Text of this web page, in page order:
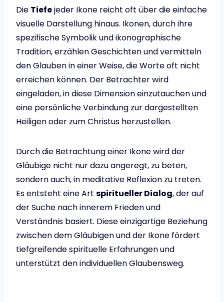
Die Tiefejeder Ikone reicht oft über die einfache
visuelle Darstellung hinaus. Ikonen, durch ihre
spezifische Symbolik und ikonographische
Tradition, erzählen Geschichten und vermitteln
den Glauben in einer Weise, die Worte oft nicht
erreichen können. Der Betrachter wird
eingeladen, in diese Dimension einzutauchen und
eine persönliche Verbindung zur dargestellten
Heiligen oder zum Christus herzustellen.
Durch die Betrachtung einer Ikone wird der
Gläubige nicht nur dazu angeregt, zu beten,
sondern auch, in meditative Reflexion zu treten.
Es entsteht eine Art spiritueller Dialog, der auf
der Suche nach innerem Frieden und
Verständnis basiert. Diese einzigartige Beziehung
zwischen dem Gläubigen und der Ikone fördert
tiefgreifende spirituelle Erfahrungen und
unterstützt den individuellen Glaubensweg.